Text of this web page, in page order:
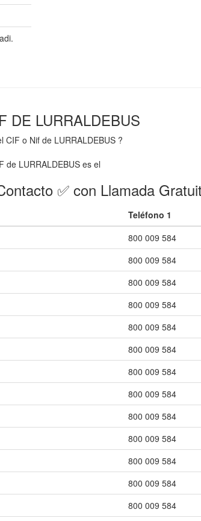
DE LURRALDEBUS
CIF o Nif de LURRALDEBUS ?
de LURRALDEBUS es el
✅ con Llamada
Teléfono 1
800 009 584
800 009 584
800 009 584
800 009 584
800 009 584
800 009 584
800 009 584
800 009 584
800 009 584
800 009 584
800 009 584
800 009 584
800 009 584